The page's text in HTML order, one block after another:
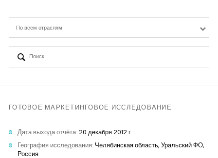
Новая реальность
Кейсы
По всем отраслям
ГОТОВОЕ МАРКЕТИНГОВОЕ ИССЛЕДОВАНИЕ
Дата выхода отчёта: 20 декабря 2012 г.
География исследования: Челябинская область, Уральский ФО,
Россия